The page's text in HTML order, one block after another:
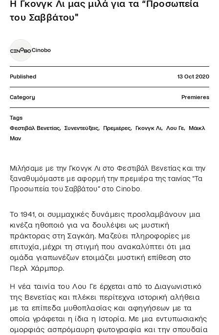
Η Γκονγκ Λι μας μιλά για τα “Προσωπεία
του Σαββάτου"
Cinobo
Published 13 Oct 2020
Category Premieres
Tags
Φεστιβάλ Βενετίας, Συνεντεύξεις, Πρεμιέρες, Γκονγκ Λι, Λου Γε,
Μάικλ
Μαν
Μιλήσαμε με την Γκονγκ Λι στο Φεστιβάλ Βενετίας και την
ξαναθυμόμαστε με αφορμή την πρεμιέρα της ταινίας “Τα
Προσωπεία του Σαββάτου” στο Cinobo.
Το 1941, οι συμμαχικές δυνάμεις προσλαμβάνουν μια
κινέζα ηθοποιό για να δουλέψει ως μυστική
πράκτορας στη Σαγκάη. Μαζεύει πληροφορίες με
επιτυχία, μέχρι τη στιγμή που ανακαλύπτει ότι μια
ομάδα γιαπωνέζων ετοιμάζει μυστική επίθεση στο
Περλ Χάρμπορ.
Η νέα ταινία του Λου Γε έρχεται από το Διαγωνιστικό
της Βενετίας και πλέκει περίτεχνα ιστορική αλήθεια
με τα επίπεδα μυθοπλασίας και αφηγήσεων με τα
οποία γράφεται η ίδια η Ιστορία. Με μια εντυπωσιακής
ομορφιάς ασπρόμαυρη φωτογραφία και την σπουδαία